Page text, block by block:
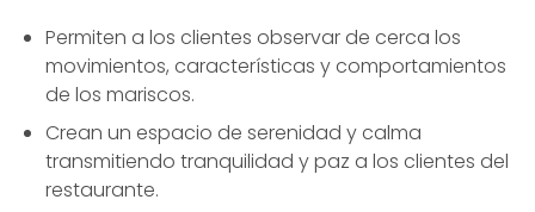
Permiten a los clientes observar de cerca los
movimientos, características y comportamientos
de los mariscos.
Crean un espacio de serenidad y calma
transmitiendo tranquilidad y paz a los clientes del
restaurante.